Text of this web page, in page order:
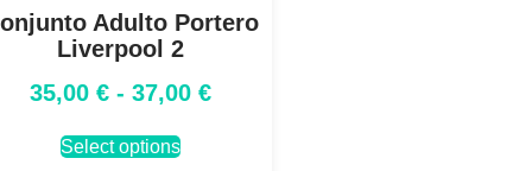
Adulto Portero
Liverpool 2
35,00 € - 37,00 €
Select options